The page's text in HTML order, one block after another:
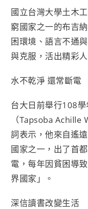
b
o
o
k
e
r
i
n
國立台灣大學土木
窮國家之一的布吉
困環境、語言不通
與克服，活出精彩人
水不乾淨 還常斷電
台大日前舉行108
（Tapsoba
詞表示，他來自遙
國家之一，出了首
電，每年因貧困導
界國家」。
深信讀書改變生活